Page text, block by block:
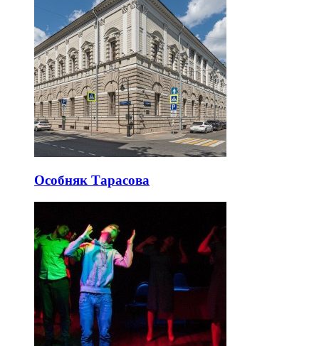
Особняк Тарасова